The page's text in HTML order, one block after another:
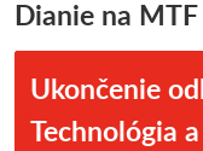
Dianie na MTF
Ukončenie
Technológia